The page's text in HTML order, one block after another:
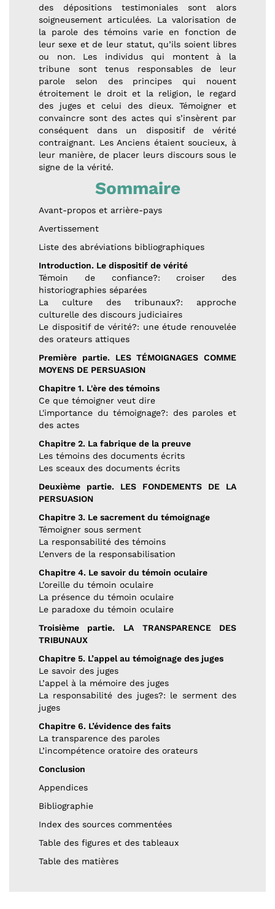
des dépositions testimoniales sont alors
soigneusement articulées. La valorisation de
la parole des témoins varie en fonction de
leur sexe et de leur statut, qu’ils soient libres
ou non. Les individus qui montent à la
tribune sont tenus responsables de leur
parole selon des principes qui nouent
étroitement le droit et la religion, le regard
des juges et celui des dieux. Témoigner et
convaincre sont des actes qui s’insèrent par
conséquent dans un dispositif de vérité
contraignant. Les Anciens étaient soucieux, à
leur manière, de placer leurs discours sous le
signe de la vérité.
Sommaire
Avant-propos et arrière-pays
Avertissement
Liste des abréviations bibliographiques
Introduction. Le dispositif de vérité
Témoin de confiance?: croiser des
historiographies séparées
La culture des tribunaux?: approche
culturelle des discours judiciaires
Le dispositif de vérité?: une étude renouvelée
des orateurs attiques
Première partie. LES TÉMOIGNAGES COMME
MOYENS DE PERSUASION
Chapitre 1. L'ère des témoins
Ce que témoigner veut dire
L'importance du témoignage?: des paroles et
des actes
Chapitre 2. La fabrique de la preuve
Les témoins des documents écrits
Les sceaux des documents écrits
Deuxième partie. LES FONDEMENTS DE LA
PERSUASION
Chapitre 3. Le sacrement du témoignage
Témoigner sous serment
La responsabilité des témoins
L’envers de la responsabilisation
Chapitre 4. Le savoir du témoin oculaire
L’oreille du témoin oculaire
La présence du témoin oculaire
Le paradoxe du témoin oculaire
Troisième partie. LA TRANSPARENCE DES
TRIBUNAUX
Chapitre 5. L’appel au témoignage des juges
Le savoir des juges
L’appel à la mémoire des juges
La responsabilité des juges?: le serment des
juges
Chapitre 6. L’évidence des faits
La transparence des paroles
L’incompétence oratoire des orateurs
Conclusion
Appendices
Bibliographie
Index des sources commentées
Table des figures et des tableaux
Table des matières